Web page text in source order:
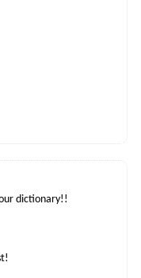
dictionary!!